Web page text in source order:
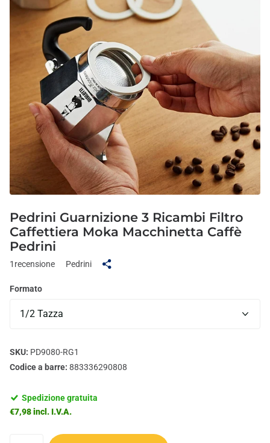
Pedrini Guarnizione 3 Ricambi Filtro
Caffettiera Moka Macchinetta Caffè
Pedrini
1 recensione Pedrini
Formato
SKU: PD9080-RG1
Codice a barre: 883336290808
Spedizione gratuita
€7,98 incl. I.V.A.